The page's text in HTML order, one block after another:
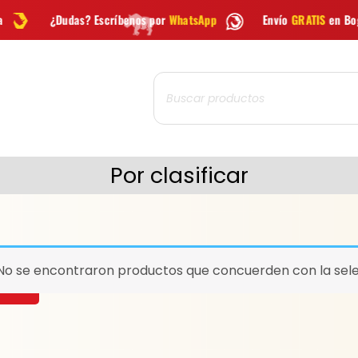
Escríbenos porWhatsApp EnvíoGRATISen Bogotá
Búsqueda
de
productos
Por clasificar
se encontraron productos que concuerden con la